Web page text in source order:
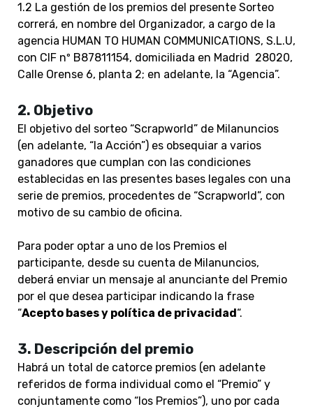
1.2 La gestión de los premios del presente Sorteo
correrá, en nombre del Organizador, a cargo de la
agencia HUMAN TO HUMAN COMMUNICATIONS, S.L.U,
con CIF nº B87811154, domiciliada en Madrid 28020,
Calle Orense 6, planta 2; en adelante, la “Agencia”.
2. Objetivo
El objetivo del sorteo “Scrapworld” de Milanuncios
(en adelante, “la Acción”) es obsequiar a varios
ganadores que cumplan con las condiciones
establecidas en las presentes bases legales con una
serie de premios, procedentes de “Scrapworld”, con
motivo de su cambio de oficina.
Para poder optar a uno de los Premios el
participante, desde su cuenta de Milanuncios,
deberá enviar un mensaje al anunciante del Premio
por el que desea participar indicando la frase
“Acepto bases y política de privacidad“.
3. Descripción del premio
Habrá un total de catorce premios (en adelante
referidos de forma individual como el “Premio” y
conjuntamente como “los Premios”), uno por cada